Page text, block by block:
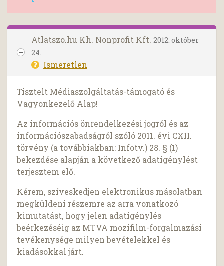
Atlatszo.hu Kh. Nonprofit Kft. 2012. október
24.
Ismeretlen
Tisztelt Médiaszolgáltatás-támogató és
Vagyonkezelő Alap!
Az információs önrendelkezési jogról és az
információszabadságról szóló 2011. évi CXII.
törvény (a továbbiakban: Infotv.) 28. § (1)
bekezdése alapján a következő adatigénylést
terjesztem elő.
Kérem, szíveskedjen elektronikus másolatban
megküldeni részemre az arra vonatkozó
kimutatást, hogy jelen adatigénylés
beérkezéséig az MTVA mozifilm-forgalmazási
tevékenysége milyen bevételekkel és
kiadásokkal járt.